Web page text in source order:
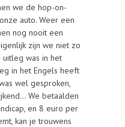
we de hop-on-
auto. Weer een
nog nooit een
zijn we niet zo
was in het
in het Engels heeft
wel gesproken,
We betaalden
en 8 euro per
kan je trouwens